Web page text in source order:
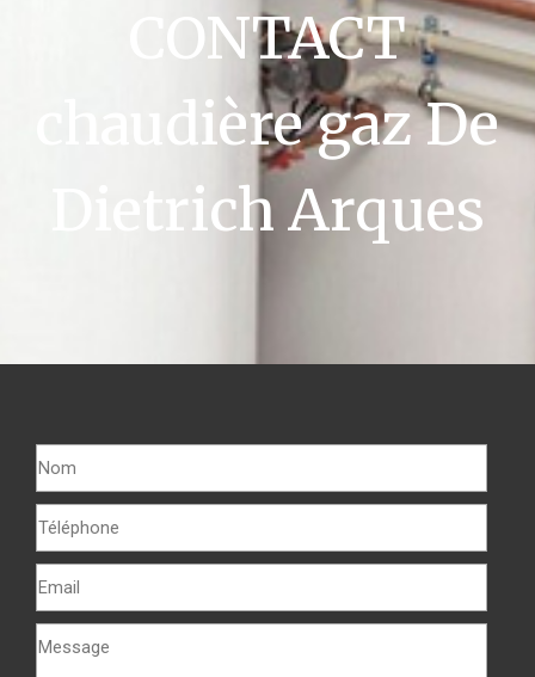
CONTACT
chaudière gaz De
Dietrich Arques